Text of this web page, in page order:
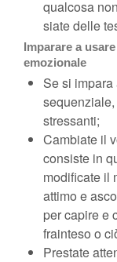
qualcosa
siate delle
Imparare a
emozionale
Se si impara
stressanti;
Cambiate il
consiste in
modificate il
attimo e
per capire e
frainteso o
Prestate